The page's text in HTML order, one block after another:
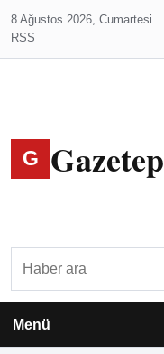
8 Ağustos 2026, Cumartesi
RSS
G
Menü